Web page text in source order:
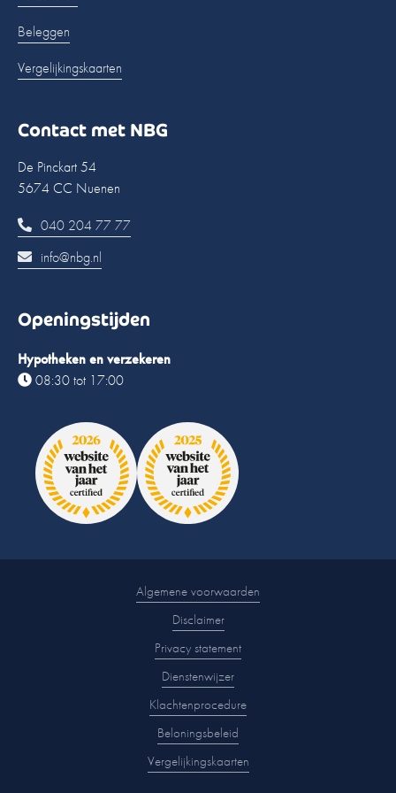
Beleggen
Vergelijkingskaarten
Contact met NBG
De Pinckart 54
5674 CC Nuenen
040 204 77 77
info@nbg.nl
Openingstijden
Hypotheken en verzekeren
08:30 tot 17:00
Algemene voorwaarden
Disclaimer
Privacy statement
Dienstenwijzer
Klachtenprocedure
Beloningsbeleid
Vergelijkingskaarten